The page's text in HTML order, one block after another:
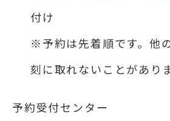
付け
※予約は先着順です。他
刻に取れないことがあり
予約受付センター